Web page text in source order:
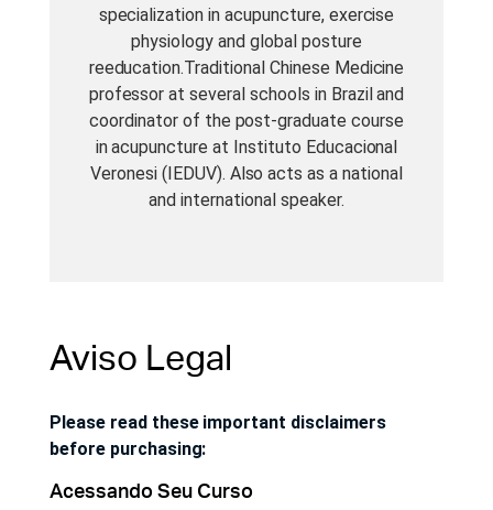
specialization in acupuncture, exercise
physiology and global posture
reeducation.Traditional Chinese Medicine
professor at several schools in Brazil and
coordinator of the post-graduate course
in acupuncture at Instituto Educacional
Veronesi (IEDUV). Also acts as a national
and international speaker.
Aviso Legal
Please read these important disclaimers
before purchasing:
Acessando Seu Curso